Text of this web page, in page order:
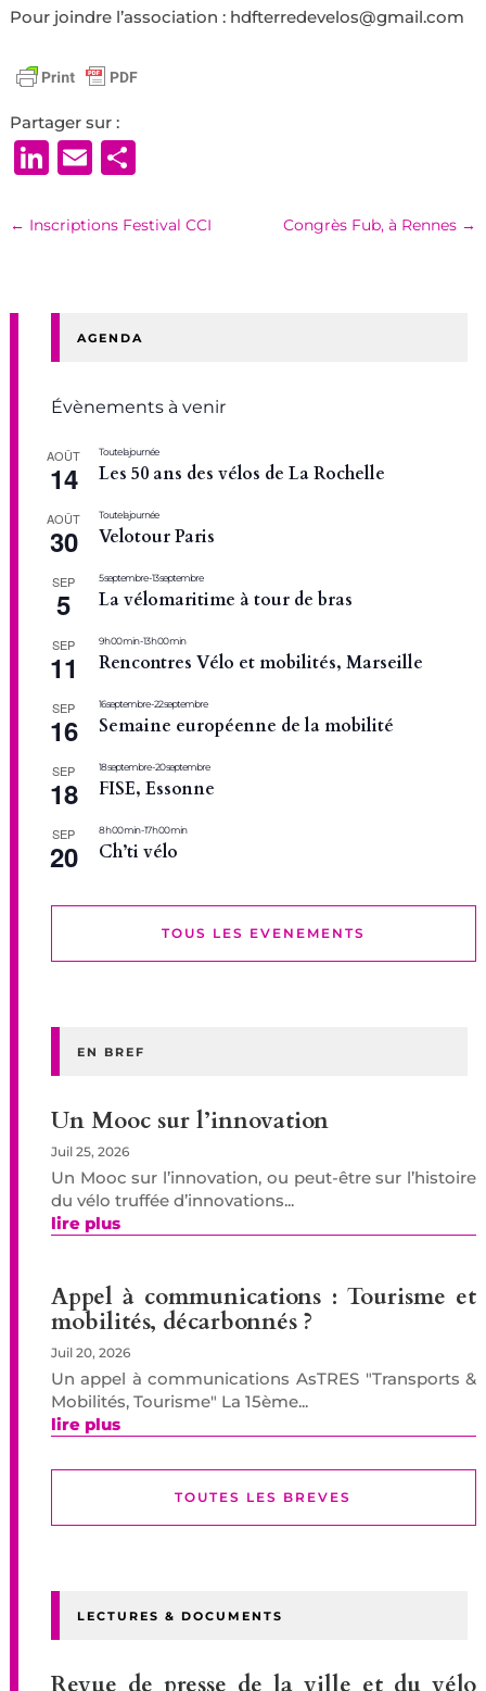
Pour joindre l’association : hdfterredevelos@gmail.com
Partager sur :
LinkedIn
EmailPartager
← Inscriptions Festival CCI Congrès Fub, à Rennes →
AGENDA
Évènements à venir
AOÛT
14
Toute la journée
Les 50 ans des vélos de La Rochelle
AOÛT
30
Toute la journée
Velotour Paris
SEP
5
5 septembre-13 septembre
La vélomaritime à tour de bras
SEP
11
9 h 00 min-13 h 00 min
Rencontres Vélo et mobilités, Marseille
SEP
16
16 septembre-22 septembre
Semaine européenne de la mobilité
SEP
18
18 septembre-20 septembre
FISE, Essonne
SEP
20
8 h 00 min-17 h 00 min
Ch’ti vélo
TOUS LES EVENEMENTS
EN BREF
Un Mooc sur l’innovation
Juil 25, 2026
Un Mooc sur l’innovation, ou peut-être sur l’histoire
du vélo truffée d’innovations...
lire plus
Appel à communications : Tourisme et
mobilités, décarbonnés ?
Juil 20, 2026
Un appel à communications AsTRES "Transports &
Mobilités, Tourisme" La 15ème...
lire plus
TOUTES LES BREVES
LECTURES & DOCUMENTS